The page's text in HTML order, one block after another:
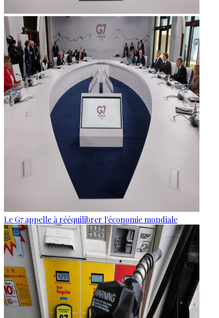
Le G7 appelle à rééquilibrer l'économie mondiale